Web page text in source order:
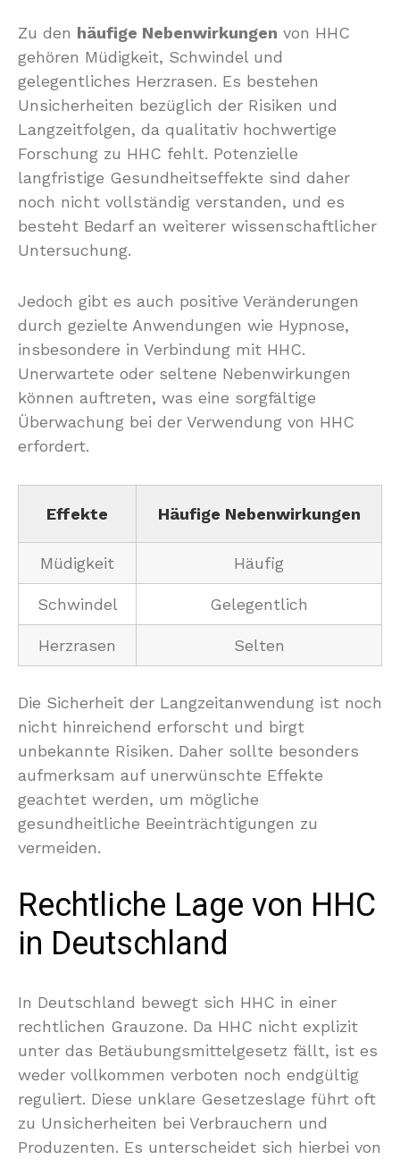
Zu den häufige Nebenwirkungen von HHC
gehören Müdigkeit, Schwindel und
gelegentliches Herzrasen. Es bestehen
Unsicherheiten bezüglich der Risiken und
Langzeitfolgen, da qualitativ hochwertige
Forschung zu HHC fehlt. Potenzielle
langfristige Gesundheitseffekte sind daher
noch nicht vollständig verstanden, und es
besteht Bedarf an weiterer wissenschaftlicher
Untersuchung.
Jedoch gibt es auch positive Veränderungen
durch gezielte Anwendungen wie Hypnose,
insbesondere in Verbindung mit HHC.
Unerwartete oder seltene Nebenwirkungen
können auftreten, was eine sorgfältige
Überwachung bei der Verwendung von HHC
erfordert.
Effekte Häufige Nebenwirkungen
Müdigkeit Häufig
Schwindel Gelegentlich
Herzrasen Selten
Die Sicherheit der Langzeitanwendung ist noch
nicht hinreichend erforscht und birgt
unbekannte Risiken. Daher sollte besonders
aufmerksam auf unerwünschte Effekte
geachtet werden, um mögliche
gesundheitliche Beeinträchtigungen zu
vermeiden.
Rechtliche Lage von HHC
in Deutschland
In Deutschland bewegt sich HHC in einer
rechtlichen Grauzone. Da HHC nicht explizit
unter das Betäubungsmittelgesetz fällt, ist es
weder vollkommen verboten noch endgültig
reguliert. Diese unklare Gesetzeslage führt oft
zu Unsicherheiten bei Verbrauchern und
Produzenten. Es unterscheidet sich hierbei von